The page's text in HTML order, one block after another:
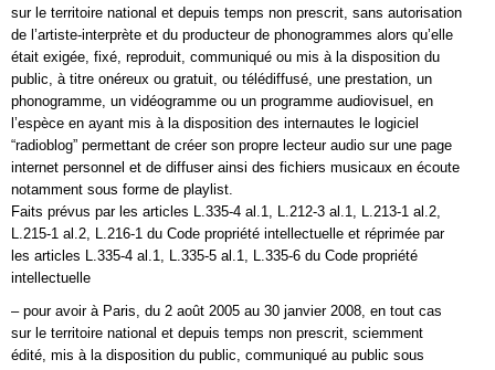
sur le territoire national et depuis temps non prescrit, sans autorisation
de l’artiste-interprète et du producteur de phonogrammes alors qu’elle
était exigée, fixé, reproduit, communiqué ou mis à la disposition du
public, à titre onéreux ou gratuit, ou télédiffusé, une prestation, un
phonogramme, un vidéogramme ou un programme audiovisuel, en
l’espèce en ayant mis à la disposition des internautes le logiciel
“radioblog” permettant de créer son propre lecteur audio sur une page
internet personnel et de diffuser ainsi des fichiers musicaux en écoute
notamment sous forme de playlist.
Faits prévus par les articles L.335-4 al.1, L.212-3 al.1, L.213-1 al.2,
L.215-1 al.2, L.216-1 du Code propriété intellectuelle et réprimée par
les articles L.335-4 al.1, L.335-5 al.1, L.335-6 du Code propriété
intellectuelle
– pour avoir à Paris, du 2 août 2005 au 30 janvier 2008, en tout cas
sur le territoire national et depuis temps non prescrit, sciemment
édité, mis à la disposition du public, communiqué au public sous